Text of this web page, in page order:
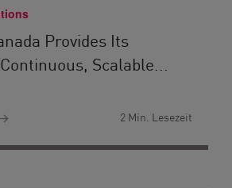
Provides Its
Scalable...
2 Min. Lesezeit